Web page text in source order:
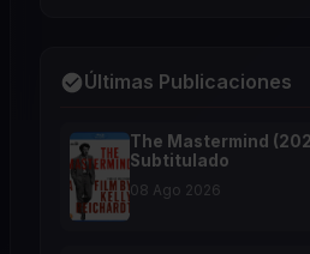
Últimas Publicaciones
The Mastermind
Subtitulado
08 Ago 2026